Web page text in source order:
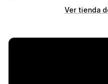
Ver tienda